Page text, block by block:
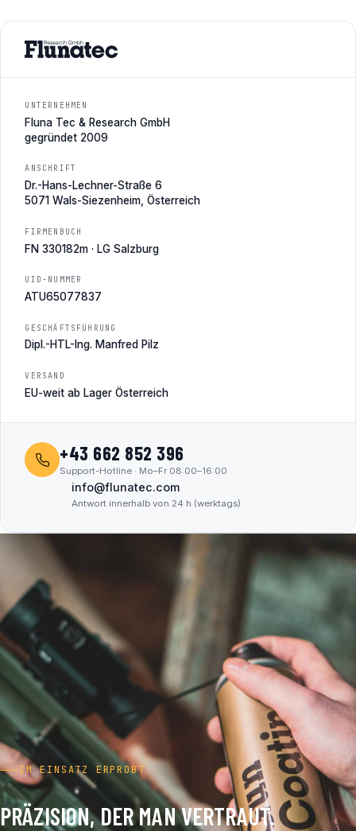
UNTERNEHMEN
Fluna Tec & Research GmbH
gegründet 2009
ANSCHRIFT
Dr.-Hans-Lechner-Straße 6
5071 Wals-Siezenheim, Österreich
FIRMENBUCH
FN 330182m · LG Salzburg
UID-NUMMER
ATU65077837
GESCHÄFTSFÜHRUNG
Dipl.-HTL-Ing. Manfred Pilz
VERSAND
EU-weit ab Lager Österreich
+43 662 852 396
Support-Hotline · Mo–Fr 08:00–16:00
info@flunatec.com
Antwort innerhalb von 24 h (werktags)
IM EINSATZ ERPROBT
PRÄZISION, DER MAN VERTRAUT.